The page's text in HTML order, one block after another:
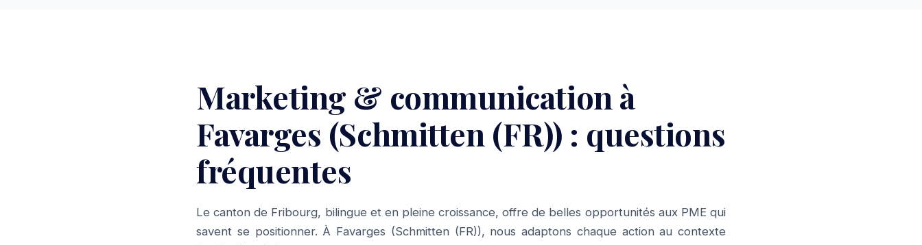
Marketing & communication à
Favarges (Schmitten (FR)) : questions
fréquentes
Le canton de Fribourg, bilingue et en pleine croissance, offre de belles opportunités aux PME qui
savent se positionner. À Favarges (Schmitten (FR)), nous adaptons chaque action au contexte